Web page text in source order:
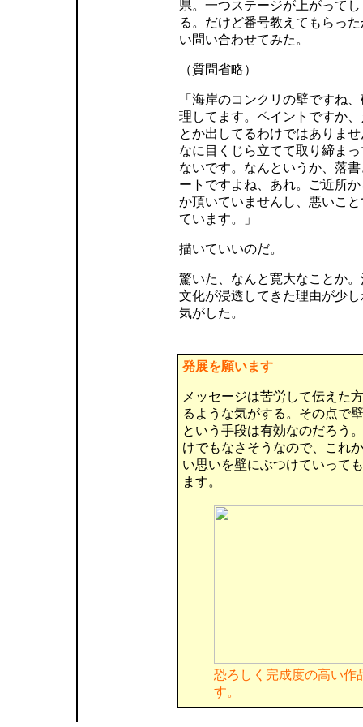
県。一つステージが上がって
る。だけど番号教えてもらっ
い問い合わせてみた。
（質問省略）
「海岸のコンクリの壁ですね
理してます。ペイントですか
とか出してるわけではありま
なに目くじら立てて取り締ま
ないです。なんというか、落
ートですよね、あれ。ご近所
か頂いていませんし、悪いこ
ています。」
描いていいのだ。
驚いた、なんと寛大なことか
文化が浸透してきた理由が少
気がした。
発展を願います
メッセージは苦労して伝えた
るような気がする。その点で
という手段は有効なのだろう
けでもなさそうなので、これ
い思いを壁にぶつけていって
ます。
恐ろしく完成度の高い作
す。